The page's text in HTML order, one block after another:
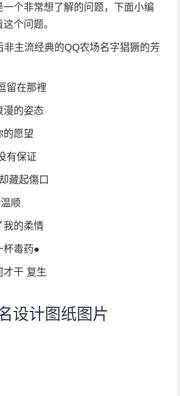
一个非常想了解的问题，下面小编
个问题。
非主流经典的QQ农场名字猖獗的芳
留在那裡
漫的姿态
的愿望
有保证
藏起傷口
顺
的柔情
杯毒药●
才干 复生
设计图纸图片